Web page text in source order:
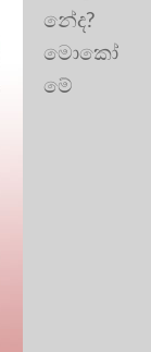
නේද?
මොකෝ
මේ